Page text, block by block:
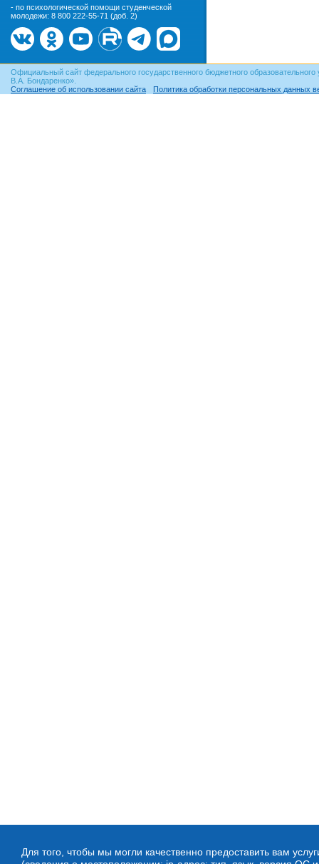
Для того, чтобы мы могли качественно предоставить вам
- по психологической помощи студенческой
молодежи: 8 800 222-55-71 (доб. 2)
Официальный сайт федерального государственного бюджетного
В.А. Бондаренко».
Соглашение об использовании сайта
Политика обработки персональных данных